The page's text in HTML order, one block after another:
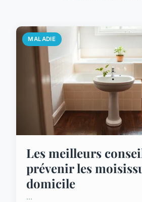
MALADIE
Les meilleurs
prévenir les
domicile
...